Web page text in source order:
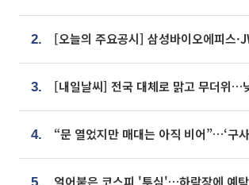
2.
3. [내일날씨] 전국 대체로 맑고 무더위…
4.